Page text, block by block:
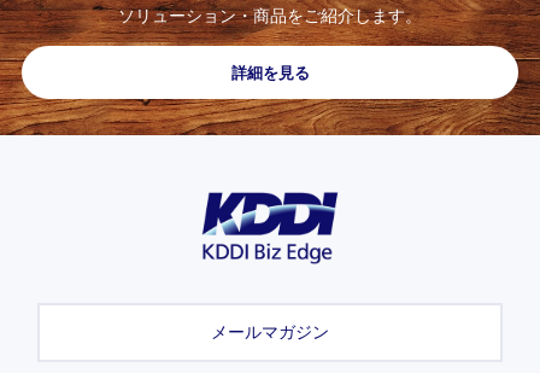
ソリューション・商品をご紹介します。
詳細を見る
メールマガジン